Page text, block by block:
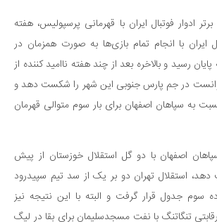
ادوار فوتبال ایران با قهرمانی پرسپولیس، هفته
ایران با انجام تمام بازی‌ها به صورت همزمان در
به پایان رسید و بالاخره بعد از چند هفته ناامید کننده از
در جم پارس جنوبی این شهر را شکست دهد و
امتیازی نسبت به سپاهان اصفهان برای بار سوم متوالی قهرمان
اصفهان با دو گل استقلال خوزستان از پیش
استقلال تهران دو بر یک از سد تیم سپیدرود
جدول قرار گرفت و البته با این نتیجه نیز
تنگاتنگ با نفت مسجدسلیمان برای بقا در لیگ